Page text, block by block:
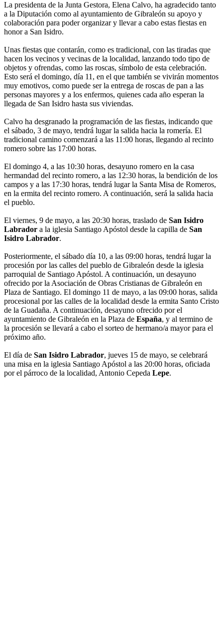
La presidenta de la Junta Gestora, Elena Calvo, ha agradecido tanto
a la Diputación como al ayuntamiento de Gibraleón su apoyo y
colaboración para poder organizar y llevar a cabo estas fiestas en
honor a San Isidro.
Unas fiestas que contarán, como es tradicional, con las tiradas que
hacen los vecinos y vecinas de la localidad, lanzando todo tipo de
objetos y ofrendas, como las roscas, símbolo de esta celebración.
Esto será el domingo, día 11, en el que también se vivirán momentos
muy emotivos, como puede ser la entrega de roscas de pan a las
personas mayores y a los enfermos, quienes cada año esperan la
llegada de San Isidro hasta sus viviendas.
Calvo ha desgranado la programación de las fiestas, indicando que
el sábado, 3 de mayo, tendrá lugar la salida hacia la romería. El
tradicional camino comenzará a las 11:00 horas, llegando al recinto
romero sobre las 17:00 horas.
El domingo 4, a las 10:30 horas, desayuno romero en la casa
hermandad del recinto romero, a las 12:30 horas, la bendición de los
campos y a las 17:30 horas, tendrá lugar la Santa Misa de Romeros,
en la ermita del recinto romero. A continuación, será la salida hacia
el pueblo.
El viernes, 9 de mayo, a las 20:30 horas, traslado de San Isidro
Labrador a la iglesia Santiago Apóstol desde la capilla de San
Isidro Labrador.
Posteriormente, el sábado día 10, a las 09:00 horas, tendrá lugar la
procesión por las calles del pueblo de Gibraleón desde la iglesia
parroquial de Santiago Apóstol. A continuación, un desayuno
ofrecido por la Asociación de Obras Cristianas de Gibraleón en
Plaza de Santiago. El domingo 11 de mayo, a las 09:00 horas, salida
procesional por las calles de la localidad desde la ermita Santo Cristo
de la Guadaña. A continuación, desayuno ofrecido por el
ayuntamiento de Gibraleón en la Plaza de España, y al termino de
la procesión se llevará a cabo el sorteo de hermano/a mayor para el
próximo año.
El día de San Isidro Labrador, jueves 15 de mayo, se celebrará
una misa en la iglesia Santiago Apóstol a las 20:00 horas, oficiada
por el párroco de la localidad, Antonio Cepeda Lepe.